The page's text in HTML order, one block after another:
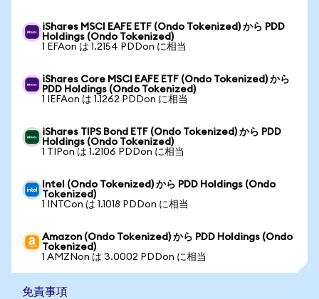
iShares MSCI EAFE ETF (Ondo Tokenized) から PDD
Holdings (Ondo Tokenized)
1 EFAon は 1.2154 PDDon に相当
iShares Core MSCI EAFE ETF (Ondo Tokenized) から
PDD Holdings (Ondo Tokenized)
1 IEFAon は 1.1262 PDDon に相当
iShares TIPS Bond ETF (Ondo Tokenized) から PDD
Holdings (Ondo Tokenized)
1 TIPon は 1.2106 PDDon に相当
Intel (Ondo Tokenized) から PDD Holdings (Ondo
Tokenized)
1 INTCon は 1.1018 PDDon に相当
Amazon (Ondo Tokenized) から PDD Holdings (Ondo
Tokenized)
1 AMZNon は 3.0002 PDDon に相当
免責事項